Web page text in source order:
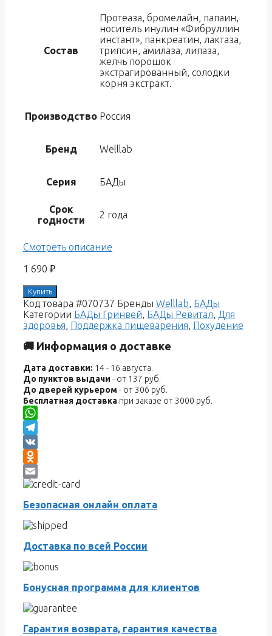
Состав
Протеаза, бромелайн, папаин,
носитель инулин «Фибруллин
инстант», панкреатин, лактаза,
трипсин, амилаза, липаза,
желчь порошок
экстрагированный, солодки
корня экстракт.
Производство Россия
Бренд Welllab
Серия БАДы
Срок
годности
2 года
Смотреть описание
1 690 ₽
Купить
Код товара #070737 Бренды Welllab, БАДы
Категории БАДы Гринвей, БАДы Ревитал, Для
здоровья, Поддержка пищеварения, Похудение
🚚 Информация о доставке
Дата доставки: 14 - 16 августа.
До пунктов выдачи - от 137 руб.
До дверей курьером - от 306 руб.
Бесплатная доставка при заказе от 3000 руб.
WhatsApp
Telegram
VK
Odnoklassniki
Email
Безопасная онлайн оплата
Доставка по всей России
Бонусная программа для клиентов
Гарантия возврата, гарантия качества